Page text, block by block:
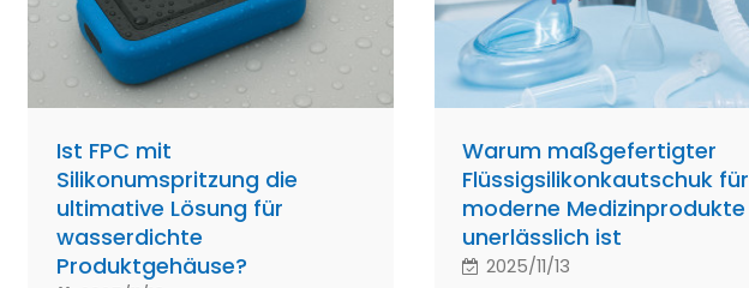
Ist FPC mit
Silikonumspritzung die
ultimative Lösung für
wasserdichte
Produktgehäuse?
Warum maßgefertigter
Flüssigsilikonkautschuk für
moderne Medizinprodukte
unerlässlich ist
2025/11/13